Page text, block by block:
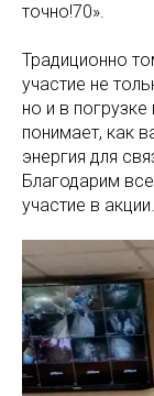
точно!70».
Традиционно
участие не
но и в
понимает, как
энергия для
Благодарим
участие в